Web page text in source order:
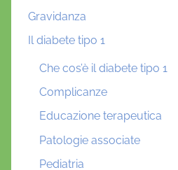
Gravidanza
Il diabete tipo 1
Che cos’è il diabete tipo 1
Complicanze
Educazione terapeutica
Patologie associate
Pediatria